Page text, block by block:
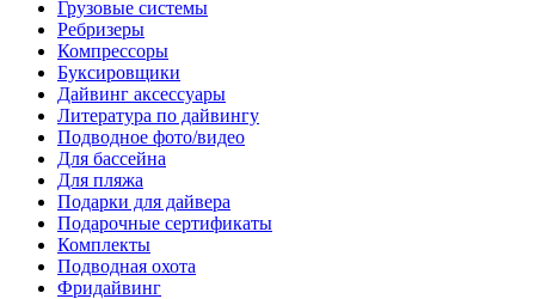
Грузовые системы
Ребризеры
Компрессоры
Буксировщики
Дайвинг аксессуары
Литература по дайвингу
Подводное фото/видео
Для бассейна
Для пляжа
Подарки для дайвера
Подарочные сертификаты
Комплекты
Подводная охота
Фридайвинг